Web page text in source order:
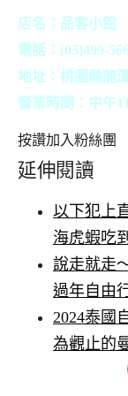
店名：品客小館
電話：(03)499-
地址：桃園縣龍
營業時間：中午
按讚加入粉絲團
延伸閱讀
以下犯上
海虎蝦吃
說走就走
過年自由
2024泰國
為觀止的